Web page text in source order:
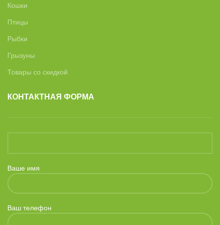
Кошки
Птицы
Рыбки
Грызуны
Товары со скидкой
КОНТАКТНАЯ ФОРМА
Ваше имя
Ваш телефон